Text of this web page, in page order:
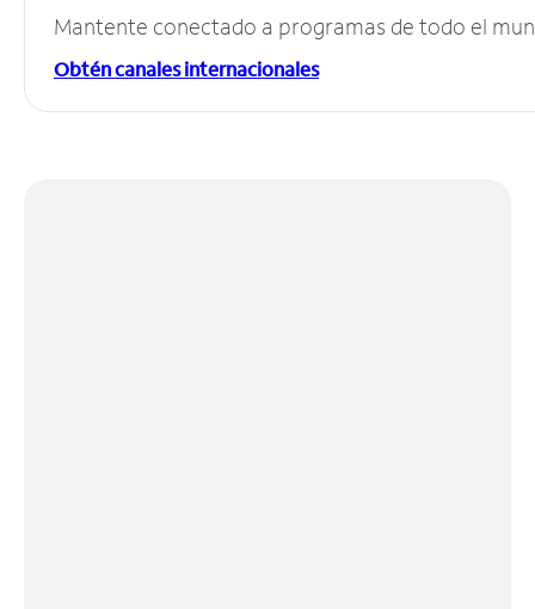
Mantente conectado a programas de todo el
Obtén canales internacionales